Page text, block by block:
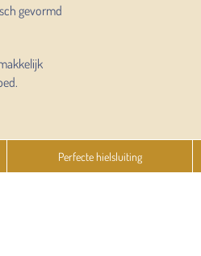
gevormd
Perfecte hielsluiting